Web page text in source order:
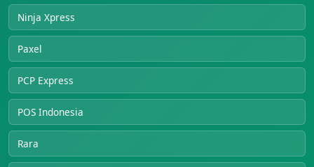
Ninja Xpress
Paxel
PCP Express
POS Indonesia
Rara